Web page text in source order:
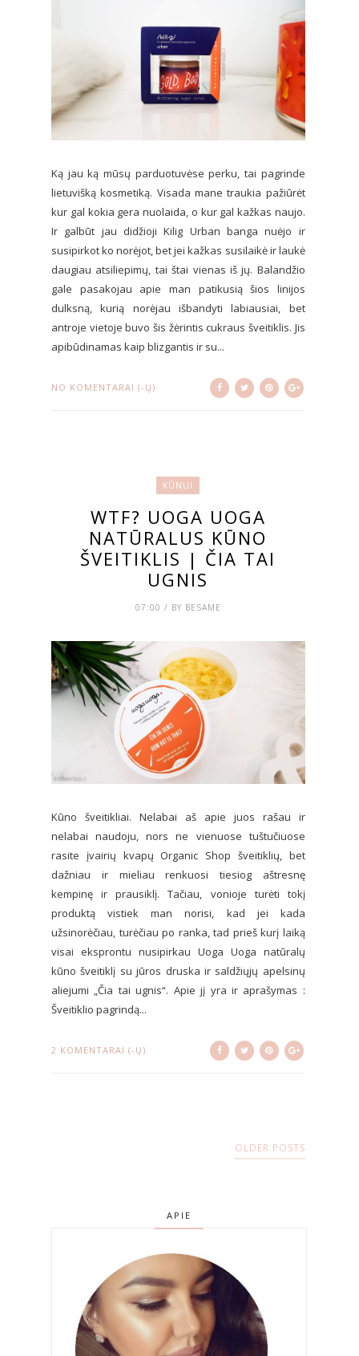
Ką jau ką mūsų parduotuvėse perku, tai pagrinde
lietuvišką kosmetiką. Visada mane traukia pažiūrėt
kur gal kokia gera nuolaida, o kur gal kažkas naujo.
Ir galbūt jau didžioji Kilig Urban banga nuėjo ir
susipirkot ko norėjot, bet jei kažkas susilaikė ir laukė
daugiau atsiliepimų, tai štai vienas iš jų. Balandžio
gale pasakojau apie man patikusią šios linijos
dulksną, kurią norėjau išbandyti labiausiai, bet
antroje vietoje buvo šis žėrintis cukraus šveitiklis. Jis
apibūdinamas kaip blizgantis ir su...
NO KOMENTARAI (-Ų)
KŪNUI
WTF? UOGA UOGA
NATŪRALUS KŪNO
ŠVEITIKLIS | ČIA TAI
UGNIS
07:00 / BY BESAME
Kūno šveitikliai. Nelabai aš apie juos rašau ir
nelabai naudoju, nors ne vienuose tuštučiuose
rasite įvairių kvapų Organic Shop šveitiklių, bet
dažniau ir mieliau renkuosi tiesiog aštresnę
kempinę ir prausiklį. Tačiau, vonioje turėti tokį
produktą vistiek man norisi, kad jei kada
užsinorėčiau, turėčiau po ranka, tad prieš kurį laiką
visai eksprontu nusipirkau Uoga Uoga natūralų
kūno šveitiklį su jūros druska ir saldžiųjų apelsinų
aliejumi „Čia tai ugnis“. Apie jį yra ir aprašymas :
Šveitiklio pagrindą...
2 KOMENTARAI (-Ų)
OLDER POSTS
APIE